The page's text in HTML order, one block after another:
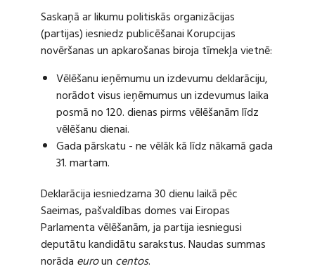
Saskaņā ar likumu politiskās organizācijas
(partijas) iesniedz publicēšanai Korupcijas
novēršanas un apkarošanas biroja tīmekļa vietnē:
Vēlēšanu ieņēmumu un izdevumu deklarāciju,
norādot visus ieņēmumus un izdevumus laika
posmā no 120. dienas pirms vēlēšanām līdz
vēlēšanu dienai.
Gada pārskatu - ne vēlāk kā līdz nākamā gada
31. martam.
Deklarācija iesniedzama 30 dienu laikā pēc
Saeimas, pašvaldības domes vai Eiropas
Parlamenta vēlēšanām, ja partija iesniegusi
deputātu kandidātu sarakstus. Naudas summas
norāda euroun centos.